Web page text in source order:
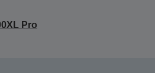
Pro